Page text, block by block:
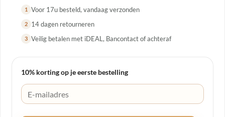
1 Voor 17u besteld, vandaag verzonden
2 14 dagen retourneren
3 Veilig betalen met iDEAL, Bancontact of achteraf
10% korting op je eerste bestelling